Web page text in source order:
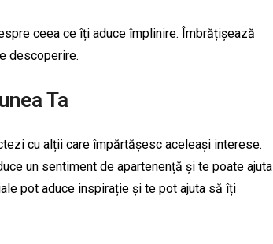
ceea ce îți aduce împlinire. Îmbrățișează
descoperire.
Ta
cu alții care împărtășesc aceleași interese.
un sentiment de apartenență și te poate ajuta
pot aduce inspirație și te pot ajuta să îți